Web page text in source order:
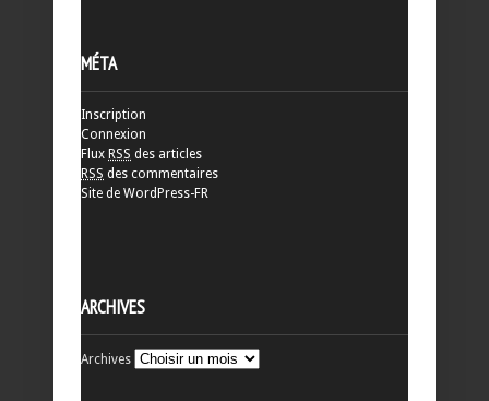
MÉTA
Inscription
Connexion
Flux RSS des articles
RSS des commentaires
Site de WordPress-FR
ARCHIVES
Archives